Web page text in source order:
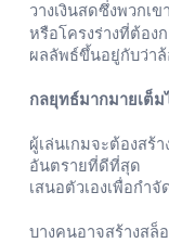
วางเงินสดซึ่งพวกเขา
หรือโครงร่างที่ต้อง
ผลลัพธ์ขึ้นอยู่กับว่า
กลยุทธ์มากมายเต็ม
ผู้เล่นเกมจะต้องสร้
อันตรายที่ดีที่สุด
เสนอตัวเองเพื่อกำ
บางคนอาจสร้างส